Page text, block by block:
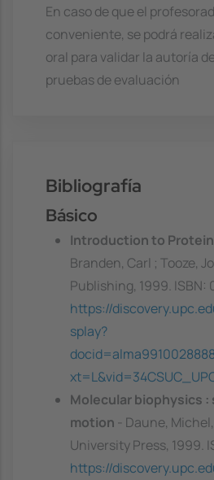
En caso de que el
conveniente, se podrá
oral para validar la autoría
pruebas de evaluación
Bibliografía
Básico
Introduction to
Branden, Carl ; Tooze,
Publishing, 1999. ISBN:
https://
splay?
Molecular biophysics
motion
- Daune,
University Press, 1999.
https://